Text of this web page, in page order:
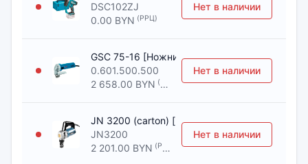
DSC102ZJ
0.00 BYN (РРЦ)
Нет в наличии
GSC 75-16 [Ножницы вырубные BOSCH]
0.601.500.500
2 658.00 BYN (РРЦ)
Нет в наличии
JN 3200 (carton) [Ножницы вырубные
JN3200
2 201.00 BYN (РРЦ)
Нет в наличии